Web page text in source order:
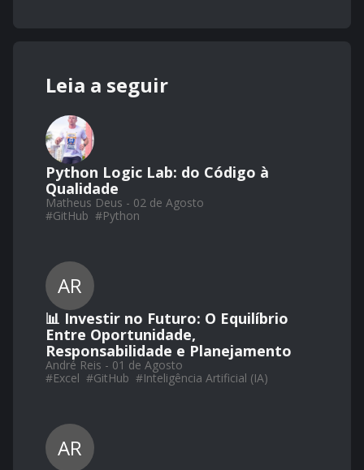
Leia a seguir
Python Logic Lab: do Código à
Qualidade
Matheus Deus - 02 de Agosto
#GitHub #Python
AR
📊 Investir no Futuro: O Equilíbrio
Entre Oportunidade,
Responsabilidade e Planejamento
André Reis - 01 de Agosto
#Excel #GitHub #Inteligência Artificial (IA)
AR